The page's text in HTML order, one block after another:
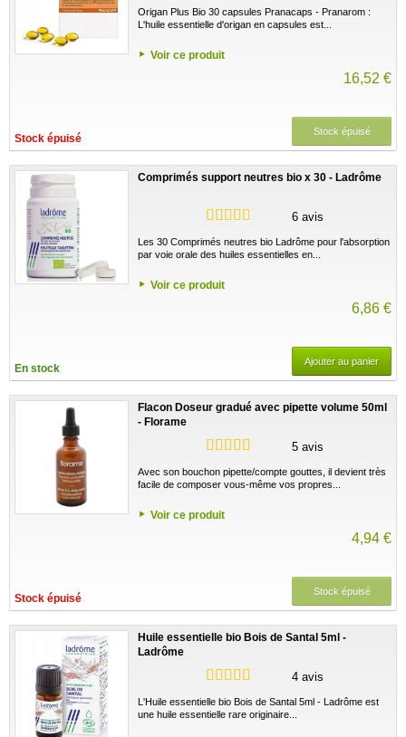
Origan Plus Bio 30 capsules Pranacaps - Pranarom :
L'huile essentielle d'origan en capsules est...
Voir ce produit
16,52 €
Stock épuisé
Stock épuisé
Comprimés support neutres bio x 30 - Ladrôme
6 avis
Les 30 Comprimés neutres bio Ladrôme pour l'absorption
par voie orale des huiles essentielles en...
Voir ce produit
6,86 €
En stock
Ajouter au panier
Flacon Doseur gradué avec pipette volume 50ml
- Florame
5 avis
Avec son bouchon pipette/compte gouttes, il devient très
facile de composer vous-même vos propres...
Voir ce produit
4,94 €
Stock épuisé
Stock épuisé
Huile essentielle bio Bois de Santal 5ml -
Ladrôme
4 avis
L'Huile essentielle bio Bois de Santal 5ml - Ladrôme est
une huile essentielle rare originaire...